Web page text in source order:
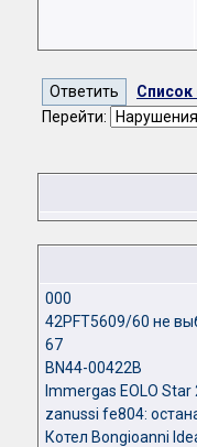
Перейти:
000
42PFT5609/60 не
67
BN44-00422B
Immergas EOLO
zanussi fe804:
Котел Bongioanni